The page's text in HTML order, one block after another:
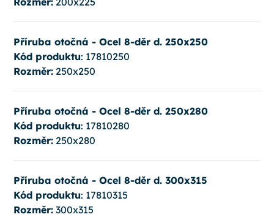
Příruba otočná - Ocel 8-děr d. 250x250
Kód produktu: 17810250
Rozměr:250x250
Příruba otočná - Ocel 8-děr d. 250x280
Kód produktu: 17810280
Rozměr:250x280
Příruba otočná - Ocel 8-děr d. 300x315
Kód produktu: 17810315
Rozměr:300x315